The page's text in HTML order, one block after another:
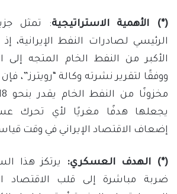
(*) الأهمية الاستراتيجية: تمثل
الرئيسي لصادرات النفط الإيرانية،
الأكبر من النفط الخام المتجه إلى
ووفقًا لتقرير نشرته وكالة “رويترز”،
يجعلها هدفًا مغريًا لأي تحرك
إضعاف الاقتصاد الإيراني في وقت
(*) الهدف العسكري: يرتكز هذا
ضربة مباشرة إلى قلب الاقتصاد